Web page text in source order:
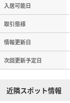
入居可能日
取引態様
情報更新日
次回更新予定日
近隣スポット情報